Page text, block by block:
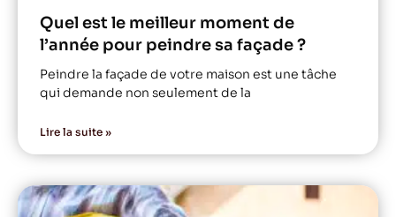
Quel est le meilleur moment de
l’année pour peindre sa façade ?
Peindre la façade de votre maison est une tâche
qui demande non seulement de la
Lire la suite »